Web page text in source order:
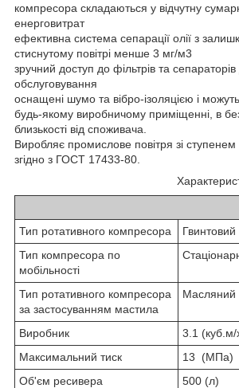
компресора складаються у відчутну
енерговитрат
ефективна система сепарації олії з
стиснутому повітрі менше 3 мг/м3
зручний доступ до фільтрів та сепараторів
обслуговування
оснащені шумо та вібро-ізоляцією і
будь-якому виробничому приміщенні, в
близькості від споживача.
Виробляє промислове повітря зі
згідно з ГОСТ 17433-80.
Тип ротативного компресора
Гвинтовий
Тип компресора по
мобільності
Тип ротативного компресора
за застосуванням мастила
Масляний
Виробник
3.1 (куб.м/
Максимальний тиск
13 (МПа)
Об'єм ресивера
500 (л)